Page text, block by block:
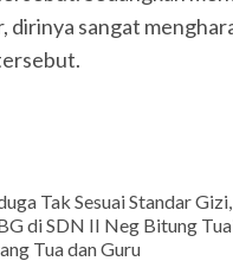
dirinya sangat
Tak Sesuai Standar
di SDN II Neg Bitung
Tua dan Guru